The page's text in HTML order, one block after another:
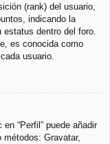
(rank) del usuario,
indicando la
dentro del foro.
es conocida como
usuario.
“Perfil” puede añadir
Gravatar,